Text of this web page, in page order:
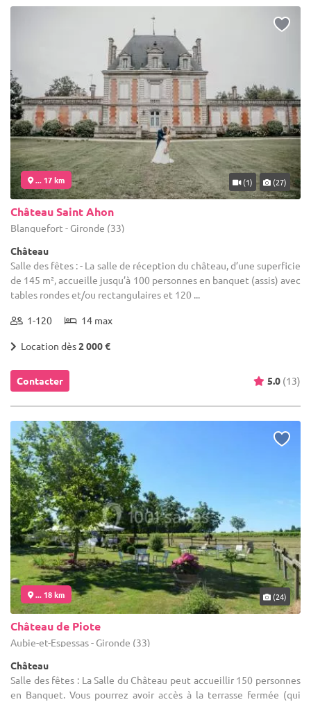
... 17 km (1) (27)
Château Saint Ahon
Blanquefort - Gironde (33)
Château
Salle des fêtes : - La salle de réception du château, d’une superficie
de 145 m², accueille jusqu’à 100 personnes en banquet (assis) avec
tables rondes et/ou rectangulaires et 120 ...
1-120 14 max
Location dès2 000 €
Contacter 5.0 (13)
... 18 km (24)
Château de Piote
Aubie-et-Espessas - Gironde (33)
Château
Salle des fêtes : La Salle du Château peut accueillir 150 personnes
en Banquet. Vous pourrez avoir accès à la terrasse fermée (qui